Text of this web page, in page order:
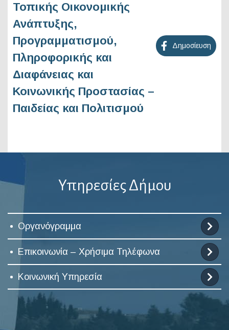
Τοπικής Οικονομικής
Ανάπτυξης,
Προγραμματισμού,
Πληροφορικής και
Διαφάνειας και
Κοινωνικής Προστασίας –
Παιδείας και Πολιτισμού
Δημοσίευση
Υπηρεσίες Δήμου
Οργανόγραμμα
Επικοινωνία – Χρήσιμα Τηλέφωνα
Κοινωνική Υπηρεσία